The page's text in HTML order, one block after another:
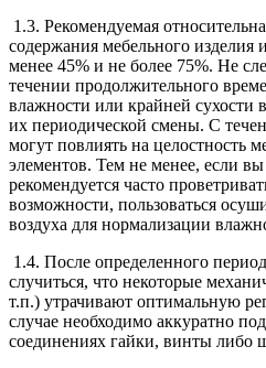
1.3. Рекомендуемая
содержания мебельного изделия
менее 45% и не более 75%. Не
течении продолжительного
влажности или крайней сухости
их периодической смены. С
могут повлиять на целостность
элементов. Тем не менее, если вы
рекомендуется часто
возможности, пользоваться
воздуха для нормализации
1.4. После определенного
случиться, что некоторые
т.п.) утрачивают оптимальную
случае необходимо аккуратно
соединениях гайки, винты либо